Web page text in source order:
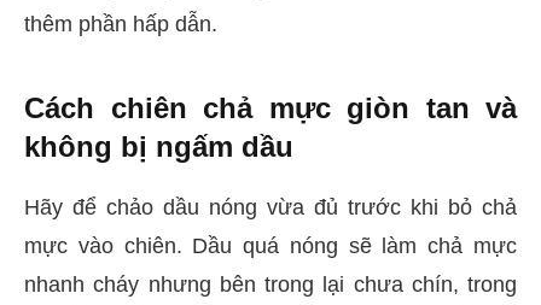
thêm phần hấp dẫn.
Cách chiên chả mực giòn tan và
không bị ngấm dầu
Hãy để chảo dầu nóng vừa đủ trước khi bỏ chả
mực vào chiên. Dầu quá nóng sẽ làm chả mực
nhanh cháy nhưng bên trong lại chưa chín, trong